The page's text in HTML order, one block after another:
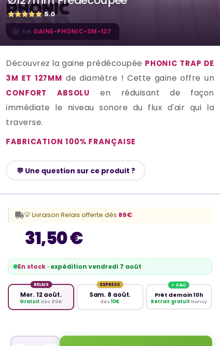
5.0
Réf. GAINE-PHONIC-3M-127
Découvrez la gaine prédécoupée PHONIC TRAP DE
3M ET 127MM de diamètre ! Cette gaine offre un
CONFORT ABSOLU
en réduisant de façon
immédiate le niveau sonore du flux d'air qui la
traverse.
FABRICATION 100% FRANÇAISE
💬 Une question sur ce produit ?
31,50 €
En stock · expédition vendredi 7 août
RELAIS
Mer. 12 août.
Gratuit dès 89€
EXPRESS
Sam. 8 août.
dès 10€
Prêt demain 10h
Retrait gratuit Nancy
💡 Livraison Relais offerte dès 89€